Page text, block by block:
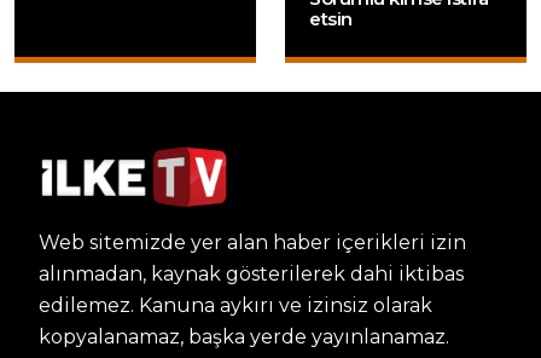
etsin
Web sitemizde yer alan haber içerikleri izin
alınmadan, kaynak gösterilerek dahi iktibas
edilemez. Kanuna aykırı ve izinsiz olarak
kopyalanamaz, başka yerde yayınlanamaz.